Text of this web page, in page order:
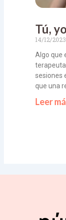
Tú,
14/12/2023
Algo que
sesiones
que una
Leer